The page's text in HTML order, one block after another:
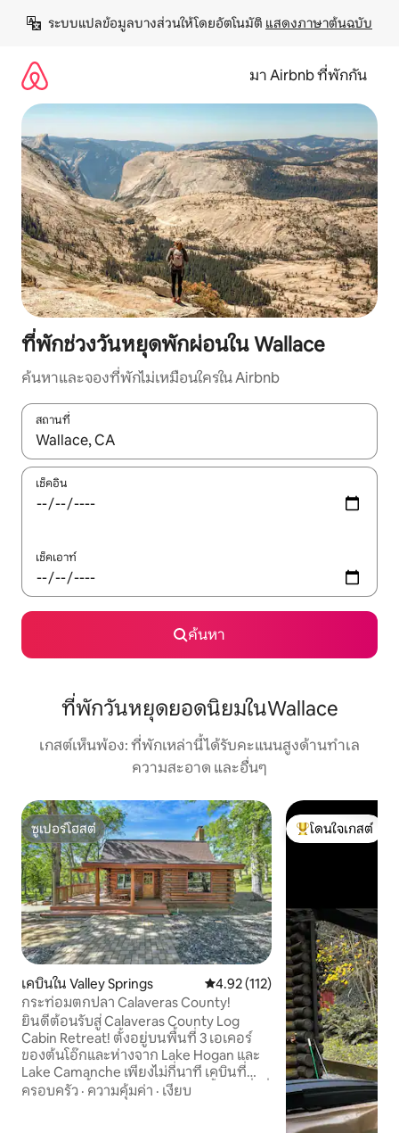
เนื้อหา
ระบบแปลข้อมูลบางส่วนให้โดยอัตโนมัติ แสดงภาษาต้นฉบับ
มา Airbnb ที่พักกัน
ที่พักช่วงวันหยุดพักผ่อนใน Wallace
ค้นหาและจองที่พักไม่เหมือนใครใน Airbnb
สถานที่
ใช้ลูกศรขึ้นลง หรือใช้การสัมผัสหรือปัด เพื่อสำรวจผลการค้นหา
เช็คอิน
เช็คเอาท์
ค้นหา
ที่พักวันหยุดยอดนิยมในWallace
เกสต์เห็นพ้อง: ที่พักเหล่านี้ได้รับคะแนนสูงด้านทำเล
ความสะอาด และอื่นๆ
ซูเปอร์โฮสต์
ซูเปอร์โฮสต์
เคบินใน Valley Springs คะแนนเฉลี่ย 4.92 จาก 5, 112 รีวิว
4.92 (112)
กระท่อมตกปลา Calaveras County!
ยินดีต้อนรับสู่ Calaveras County Log
Cabin Retreat! ตั้งอยู่บนพื้นที่ 3 เอเคอร์
ของต้นโอ๊กและห่างจาก Lake Hogan และ
Lake Camanche เพียงไม่กี่นาที เคบินที่
อบอุ่นแห่งนี้มี 2 ห้องนอน 2 ห้องน้ำและสิ่งที่
ครอบครัว · ความคุ้มค่า · เงียบ
โดนใจเกสต์ที่สุด
โดนใจเกสต์